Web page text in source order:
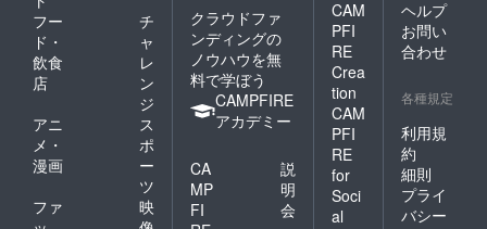
フー
ド・
飲食
店
チ
ャ
レ
ン
ジ
アニ
メ・
漫画
ス
ポ
ー
ツ
ファ
映
クラウドファ
ンディングの
ノウハウを無
料で学ぼう
CAMPFIRE
アカデミー
CA
MP
FI
説
明
会
CAM
PFI
RE
Crea
tion
CAM
PFI
RE
for
Soci
al
ヘルプ
お問い
合わせ
各種規定
利用規
約
細則
プライ
バシー